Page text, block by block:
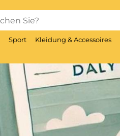
Sport Kleidung & Accessoires